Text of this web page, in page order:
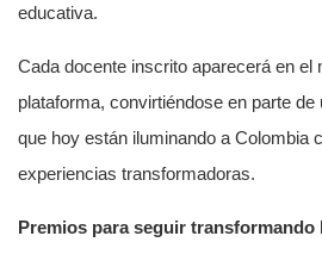
educativa.
Cada docente inscrito aparecerá en el
plataforma, convirtiéndose en parte de
que hoy están iluminando a Colombia
experiencias transformadoras.
Premios para seguir transformando